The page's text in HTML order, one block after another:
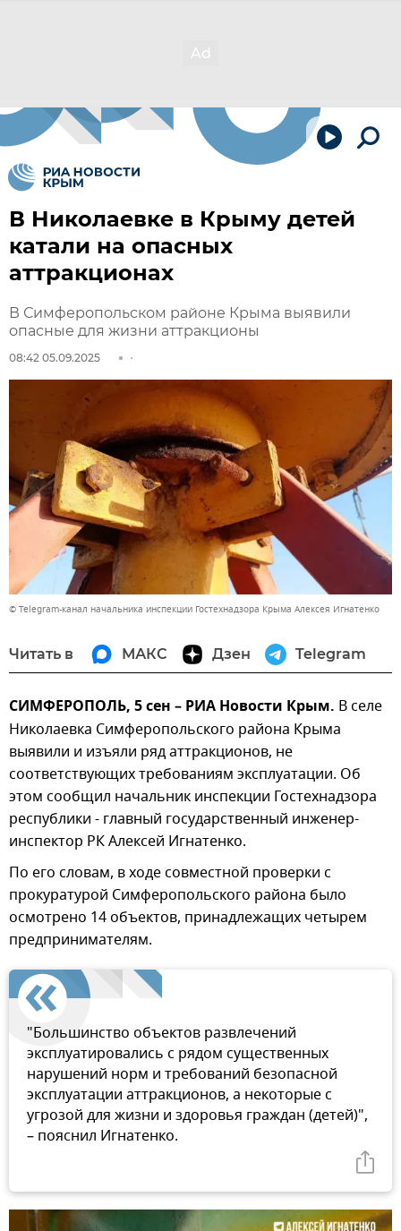
В Николаевке в Крыму детей
катали на опасных
аттракционах
В Симферопольском районе Крыма выявили
опасные для жизни аттракционы
08:42 05.09.2025
© Telegram-канал начальника инспекции Гостехнадзора Крыма Алексея Игнатенко
Читать в МАКС Дзен Telegram
СИМФЕРОПОЛЬ, 5 сен – РИА Новости Крым. В селе
Николаевка Симферопольского района Крыма
выявили и изъяли ряд аттракционов, не
соответствующих требованиям эксплуатации. Об
этом сообщил начальник инспекции Гостехнадзора
республики - главный государственный инженер-
инспектор РК Алексей Игнатенко.
По его словам, в ходе совместной проверки с
прокуратурой Симферопольского района было
осмотрено 14 объектов, принадлежащих четырем
предпринимателям.
"Большинство объектов развлечений
эксплуатировались с рядом существенных
нарушений норм и требований безопасной
эксплуатации аттракционов, а некоторые с
угрозой для жизни и здоровья граждан (детей)",
– пояснил Игнатенко.